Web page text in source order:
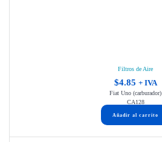
Filtros de Aire
$4.85 + IVA
Fiat Uno (carburador)
CA128
Añadir al carrito